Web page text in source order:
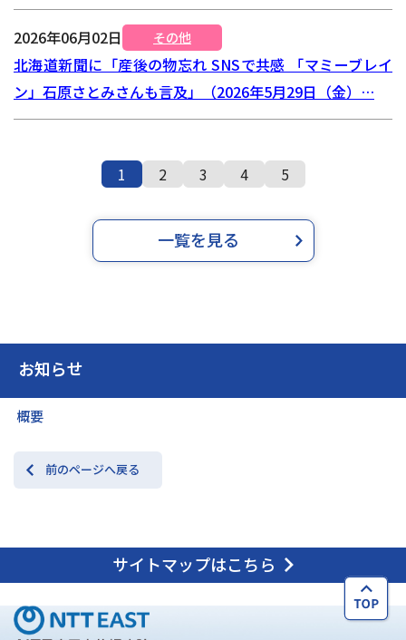
お知らせ
概要
前のページへ戻る
2026年06月02日 その他
北海道新聞に「産後の物忘れ SNSで共感 「マミーブレイ
ン」石原さとみさんも言及」（2026年5月29日（金）…
1 2 3 4 5
一覧を見る
サイトマップはこちら